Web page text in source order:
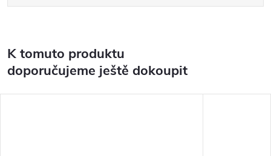
K tomuto produktu
doporučujeme ještě dokoupit